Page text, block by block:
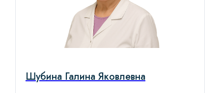
Шубина Галина Яковлевна